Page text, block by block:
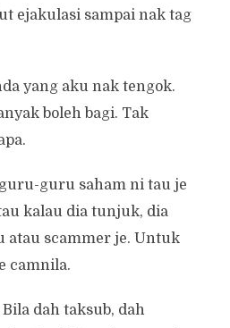
ejakulasi sampai nak tag
yang aku nak tengok.
boleh bagi. Tak
guru saham ni tau je
kalau dia tunjuk, dia
atau scammer je. Untuk
camnila.
dah taksub, dah